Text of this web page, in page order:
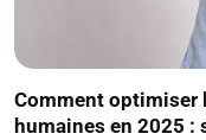
Comment optimiser
humaines en 2025